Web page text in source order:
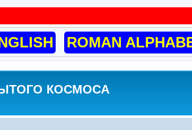
ROMAN
КОСМОСА